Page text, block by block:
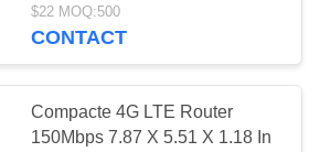
$22 MOQ:500
CONTACT
Compacte 4G LTE Router
150Mbps 7.87 X 5.51 X 1.18 In